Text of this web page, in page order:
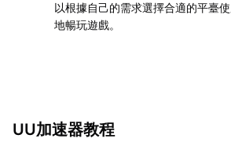
以根據自己的需求選擇合適的平臺
地暢玩遊戲。
UU加速器教程